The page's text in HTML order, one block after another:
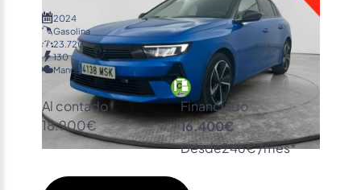
2024
Gasolina
23.720
130
Manual
Al contado
18.900€
Financiado
16.400€
Desde246€ /mes*